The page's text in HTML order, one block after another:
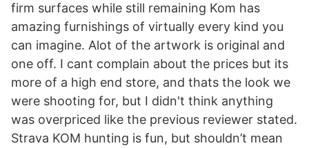
firm surfaces while still remaining Kom has
amazing furnishings of virtually every kind you
can imagine. Alot of the artwork is original and
one off. I cant complain about the prices but its
more of a high end store, and thats the look we
were shooting for, but I didn't think anything
was overpriced like the previous reviewer stated.
Strava KOM hunting is fun, but shouldn’t mean